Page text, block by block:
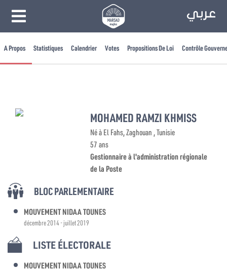
A Propos Statistiques Calendrier Votes Propositions De Loi Contrôle
MOHAMED RAMZI KHMISS
Né à El Fahs, Zaghouan , Tunisie
57 ans
Gestionnaire à l'administration régionale
de la Poste
BLOC PARLEMENTAIRE
MOUVEMENT NIDAA TOUNES
décembre 2014 - juillet 2019
LISTE ÉLECTORALE
MOUVEMENT NIDAA TOUNES